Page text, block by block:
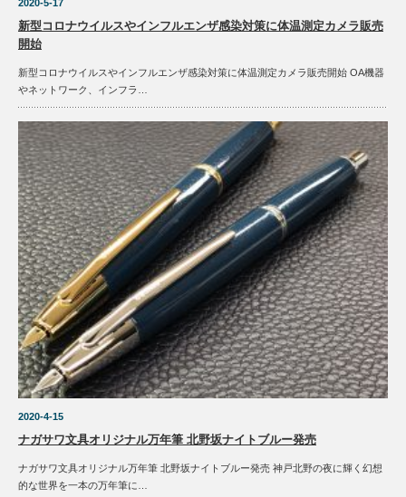
2020-5-17
新型コロナウイルスやインフルエンザ感染対策に体温測定カメラ販売
開始
新型コロナウイルスやインフルエンザ感染対策に体温測定カメラ販売開始 OA機器
やネットワーク、インフラ…
2020-4-15
ナガサワ文具オリジナル万年筆 北野坂ナイトブルー発売
ナガサワ文具オリジナル万年筆 北野坂ナイトブルー発売 神戸北野の夜に輝く幻想
的な世界を一本の万年筆に…